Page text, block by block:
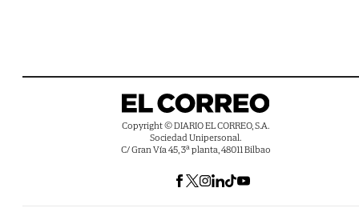
Copyright © DIARIO EL CORREO, S.A.
Sociedad Unipersonal.
C/ Gran Vía 45, 3ª planta, 48011 Bilbao